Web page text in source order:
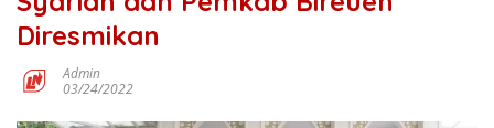
Diresmikan
Admin
03/24/2022